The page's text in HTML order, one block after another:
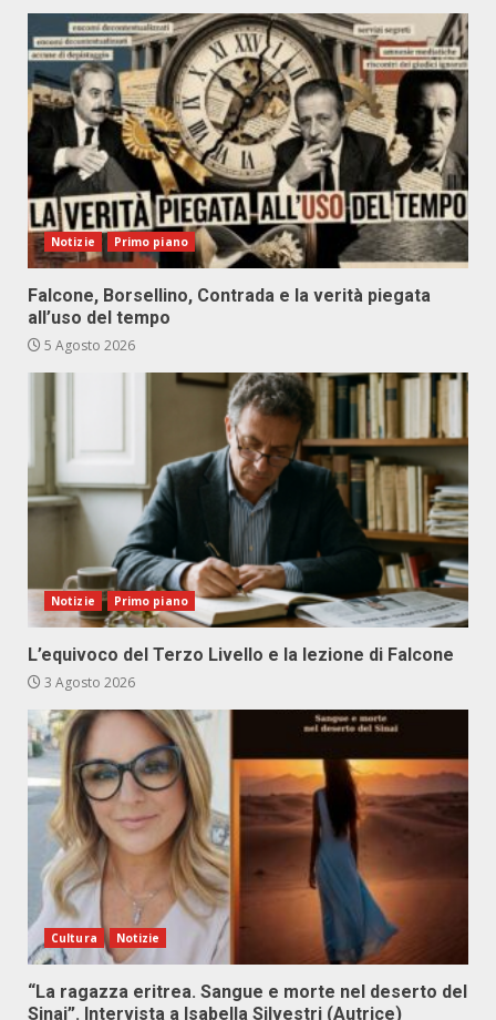
Notizie Primo piano
Falcone, Borsellino, Contrada e la verità piegata
all’uso del tempo
5 Agosto 2026
Notizie Primo piano
L’equivoco del Terzo Livello e la lezione di Falcone
3 Agosto 2026
Cultura Notizie
“La ragazza eritrea. Sangue e morte nel deserto del
Sinai”. Intervista a Isabella Silvestri (Autrice)